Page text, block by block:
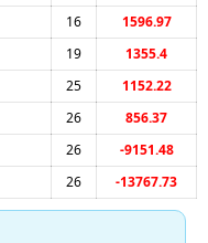
16
1596.97
19
1355.4
25
1152.22
26
856.37
26
-9151.48
26 -13767.73